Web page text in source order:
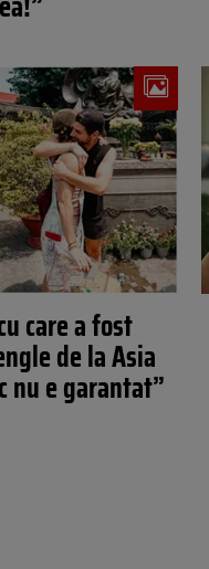
care a fost
de la Asia
nu e garantat”